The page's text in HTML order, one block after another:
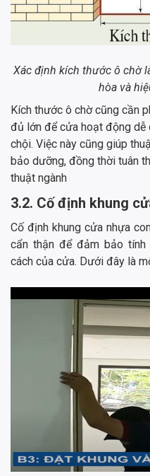
Xác định kích thước ô chờ
hòa và
Kích thước ô chờ cũng cần
đủ lớn để cửa hoạt động dễ
chội. Việc này cũng giúp
bảo dưỡng, đồng thời tuân
thuật ngành
3.2. Cố định khung
Cố định khung cửa nhựa
cẩn thận để đảm bảo
cách của cửa. Dưới đây là